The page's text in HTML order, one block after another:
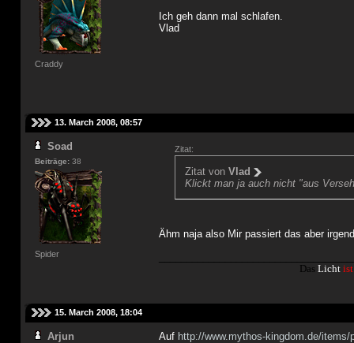
Craddy
Ich geh dann mal schlafen.
Vlad
13. March 2008, 08:57
Soad
Beiträge: 38
Spider
Zitat:
Zitat von Vlad
Klickt man ja auch nicht "aus
Ähm naja also Mir passiert das aber
Das Licht ist
15. March 2008, 18:04
Arjun Auf http://www.mythos-kingdom.de/items/